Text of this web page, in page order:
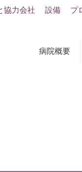
病院概要
協力会社 設備 プ